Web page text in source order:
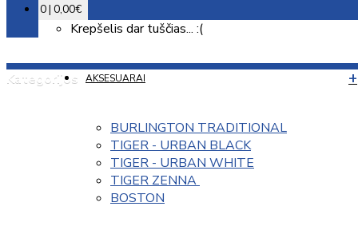
0 | 0,00€
Krepšelis dar tuščias... :(
Kategorijos AKSESUARAI
BURLINGTON TRADITIONAL
TIGER - URBAN BLACK
TIGER - URBAN WHITE
TIGER ZENNA
BOSTON